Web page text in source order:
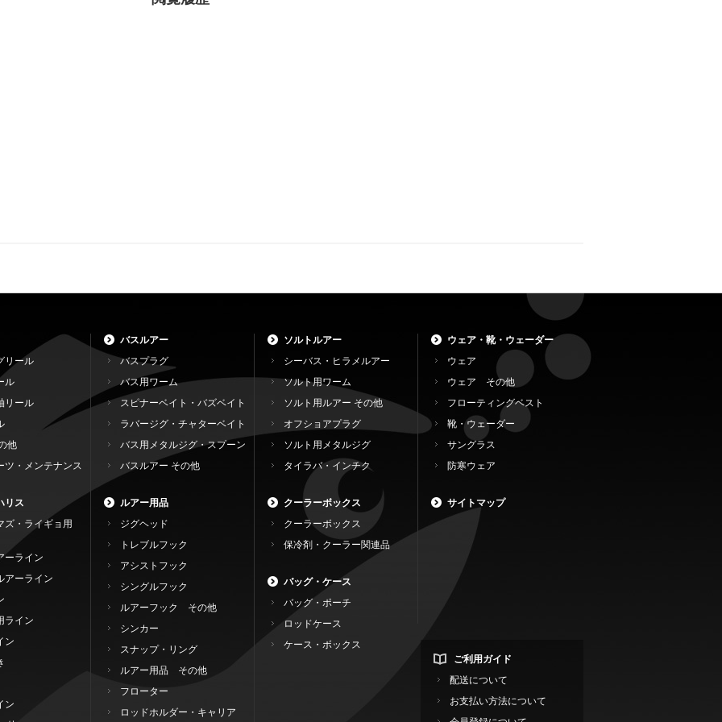
リール
ル
リール
他
ツ・メンテナンス
リス
ズ・ライギョ用
ーライン
アーライン
ライン
ン
ン
バスルアー
バスプラグ
バス用ワーム
スピナーベイト・バズベイト
ラバージグ・チャターベイト
バス用メタルジグ・スプーン
バスルアー その他
ルアー用品
ジグヘッド
トレブルフック
アシストフック
シングルフック
ルアーフック その他
シンカー
スナップ・リング
ルアー用品 その他
フローター
ロッドホルダー・キャリア
ソルトルアー
シーバス・ヒラメルアー
ソルト用ワーム
ソルト用ルアー その他
オフショアプラグ
ソルト用メタルジグ
タイラバ・インチク
クーラーボックス
クーラーボックス
保冷剤・クーラー関連品
バッグ・ケース
バッグ・ポーチ
ロッドケース
ケース・ボックス
ウェア・靴・ウェーダー
ウェア
ウェア その他
フローティングベスト
靴・ウェーダー
サングラス
防寒ウェア
サイトマップ
ご利用ガイド
配送について
お支払い方法について